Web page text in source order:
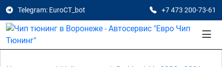
Telegram: EuroCT_bot +7 473 200-73-61